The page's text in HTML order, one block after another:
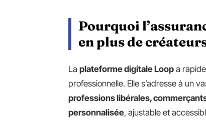
Pourquoi
en plus de
La plateforme digitale Loop a
professionnelle. Elle s’adresse à un
professions libérales,
personnalisée, ajustable et